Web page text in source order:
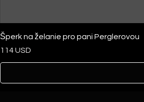
Šperk na želanie pro pani Perglerovou
Cena
114 USD